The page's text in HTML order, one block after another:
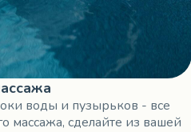
воды и пузырьков - все
массажа, сделайте из вашей